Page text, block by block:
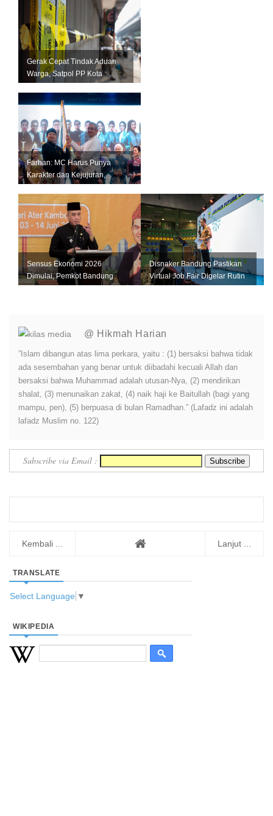
Gerak Cepat Tindak Aduan
Warga, Satpol PP Kota
Farhan: MC Harus Punya
Karakter dan Kejujuran,
Sensus Ekonomi 2026
Dimulai, Pemkot Bandung
Disnaker Bandung Pastikan
Virtual Job Fair Digelar Rutin
@ Hikmah Harian
”Islam dibangun atas lima perkara, yaitu : (1) bersaksi bahwa tidak
ada sesembahan yang benar untuk diibadahi kecuali Allah dan
bersaksi bahwa Muhammad adalah utusan-Nya, (2) mendirikan
shalat, (3) menunaikan zakat, (4) naik haji ke Baitullah (bagi yang
mampu, pen), (5) berpuasa di bulan Ramadhan.” (Lafadz ini adalah
lafadz Muslim no. 122)
Subscribe via Email :
Kembali ... Lanjut ...
TRANSLATE
Select Language ▼
WIKIPEDIA